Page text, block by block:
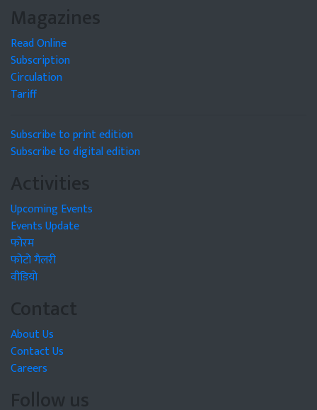
Magazines
Read Online
Subscription
Circulation
Tariff
Subscribe to print edition
Subscribe to digital edition
Activities
Upcoming Events
Events Update
फोरम
फोटो गैलरी
वीडियो
Contact
About Us
Contact Us
Careers
Follow us